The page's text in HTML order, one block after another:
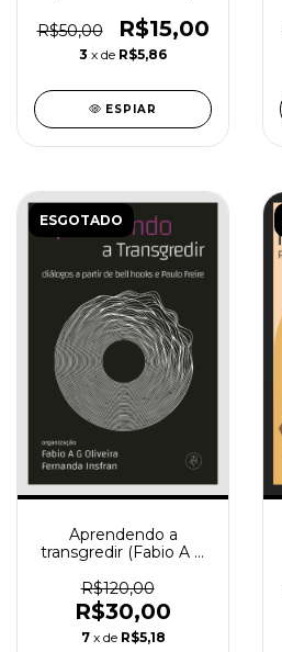
R$50,00 R$15,00
3 x de R$5,86
ESPIAR
ESGOTADO
Aprendendo a
transgredir (Fabio A G
Insfran)
R$120,00
R$30,00
7 x de R$5,18